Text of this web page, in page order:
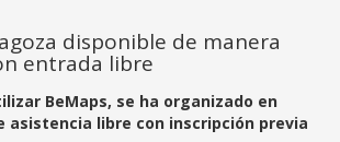
disponible de manera
entrada libre
BeMaps, se ha organizado en
asistencia libre con inscripción previa